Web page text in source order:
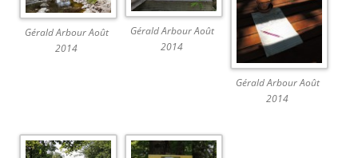
Gérald Arbour Août
2014
Gérald Arbour Août
2014
Gérald Arbour Août
2014